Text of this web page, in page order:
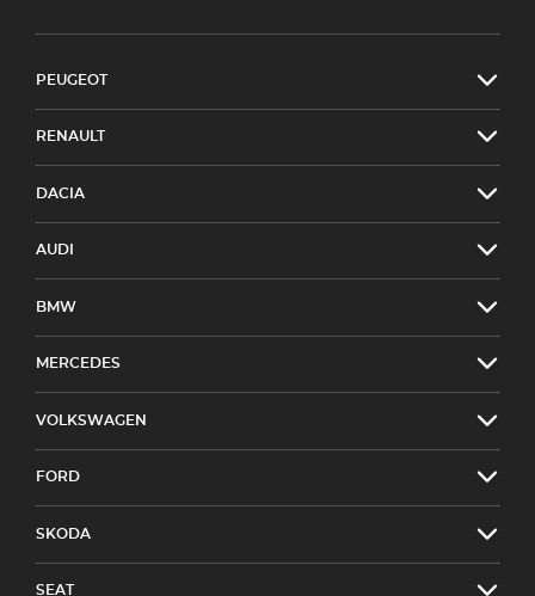
PEUGEOT
RENAULT
DACIA
AUDI
BMW
MERCEDES
VOLKSWAGEN
FORD
SKODA
SEAT